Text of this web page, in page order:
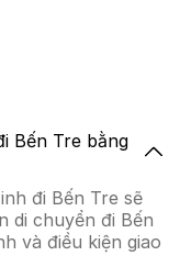
Bến Tre bằng
đi Bến Tre sẽ
di chuyển đi Bến
và điều kiện giao